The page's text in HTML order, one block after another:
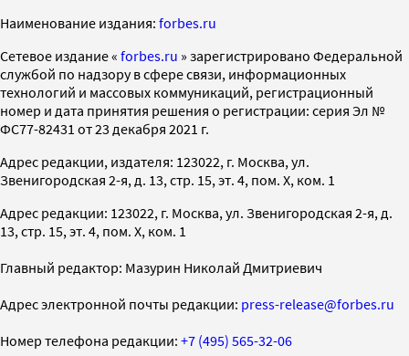
Наименование издания: forbes.ru
Cетевое издание « forbes.ru » зарегистрировано Федеральной
службой по надзору в сфере связи, информационных
технологий и массовых коммуникаций, регистрационный
номер и дата принятия решения о регистрации: серия Эл №
ФС77-82431 от 23 декабря 2021 г.
Адрес редакции, издателя: 123022, г. Москва, ул.
Звенигородская 2-я, д. 13, стр. 15, эт. 4, пом. X, ком. 1
Адрес редакции: 123022, г. Москва, ул. Звенигородская 2-я, д.
13, стр. 15, эт. 4, пом. X, ком. 1
Главный редактор: Мазурин Николай Дмитриевич
Адрес электронной почты редакции: press-release@forbes.ru
Номер телефона редакции: +7 (495) 565-32-06